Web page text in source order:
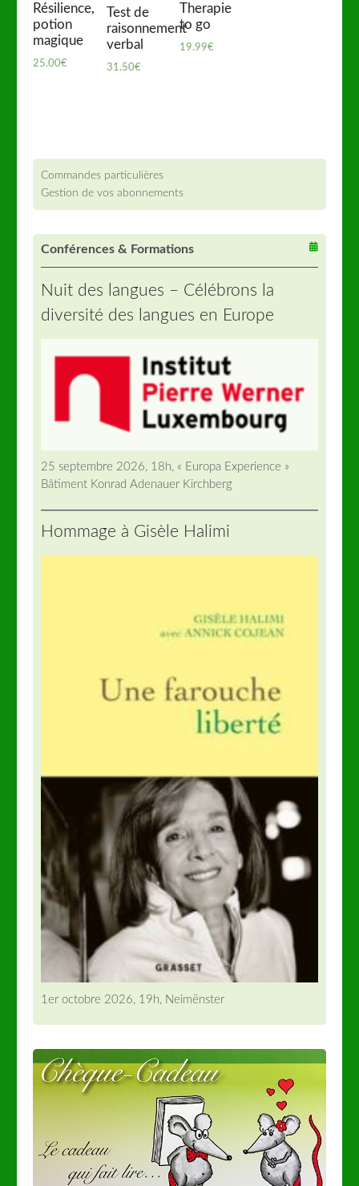
Résilience,
potion
magique
25.00€
Test de
raisonnement
verbal
31.50€
Therapie
to go
19.99€
Commandes particulières
Gestion de vos abonnements
Conférences & Formations
Nuit des langues – Célébrons la
diversité des langues en Europe
25 septembre 2026, 18h, « Europa Experience »
Bâtiment Konrad Adenauer Kirchberg
Hommage à Gisèle Halimi
1er octobre 2026, 19h, Neimënster